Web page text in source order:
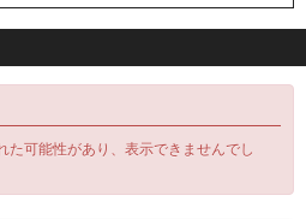
た可能性があり、表示できませんでし